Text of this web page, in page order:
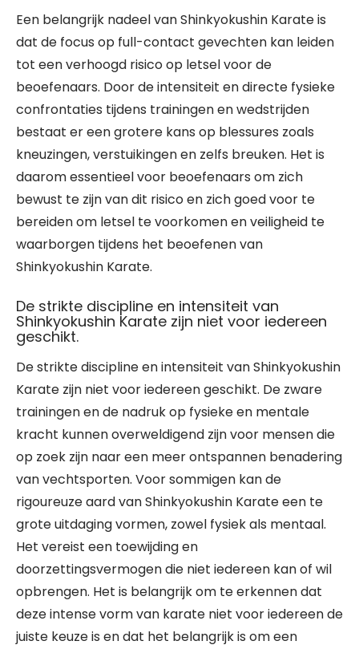
Een belangrijk nadeel van Shinkyokushin Karate is
dat de focus op full-contact gevechten kan leiden
tot een verhoogd risico op letsel voor de
beoefenaars. Door de intensiteit en directe fysieke
confrontaties tijdens trainingen en wedstrijden
bestaat er een grotere kans op blessures zoals
kneuzingen, verstuikingen en zelfs breuken. Het is
daarom essentieel voor beoefenaars om zich
bewust te zijn van dit risico en zich goed voor te
bereiden om letsel te voorkomen en veiligheid te
waarborgen tijdens het beoefenen van
Shinkyokushin Karate.
De strikte discipline en intensiteit van
Shinkyokushin Karate zijn niet voor iedereen
geschikt.
De strikte discipline en intensiteit van Shinkyokushin
Karate zijn niet voor iedereen geschikt. De zware
trainingen en de nadruk op fysieke en mentale
kracht kunnen overweldigend zijn voor mensen die
op zoek zijn naar een meer ontspannen benadering
van vechtsporten. Voor sommigen kan de
rigoureuze aard van Shinkyokushin Karate een te
grote uitdaging vormen, zowel fysiek als mentaal.
Het vereist een toewijding en
doorzettingsvermogen die niet iedereen kan of wil
opbrengen. Het is belangrijk om te erkennen dat
deze intense vorm van karate niet voor iedereen de
juiste keuze is en dat het belangrijk is om een